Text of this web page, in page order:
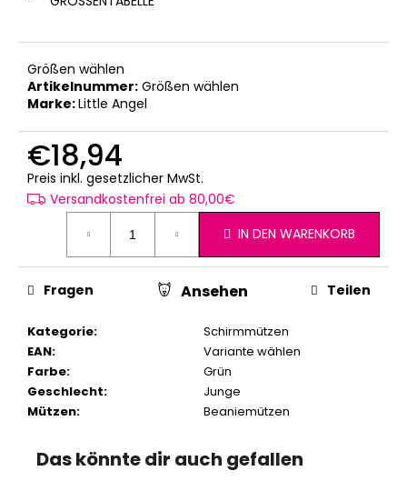
Größen wählen
Artikelnummer: Größen wählen
Marke:Little Angel
€18,94
Preis inkl. gesetzlicher MwSt.
Versandkostenfrei ab 80,00€
IN DEN WARENKORB
Kategorie:
Schirmmützen
EAN:
Variante wählen
Farbe:
Grün
Geschlecht:
Junge
Mützen: Beaniemützen
Fragen Ansehen Teilen
Das könnte dir auch gefallen